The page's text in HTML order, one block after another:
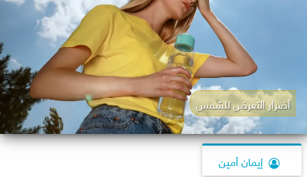
أضرار التعرض للشمس
إيمان أمين